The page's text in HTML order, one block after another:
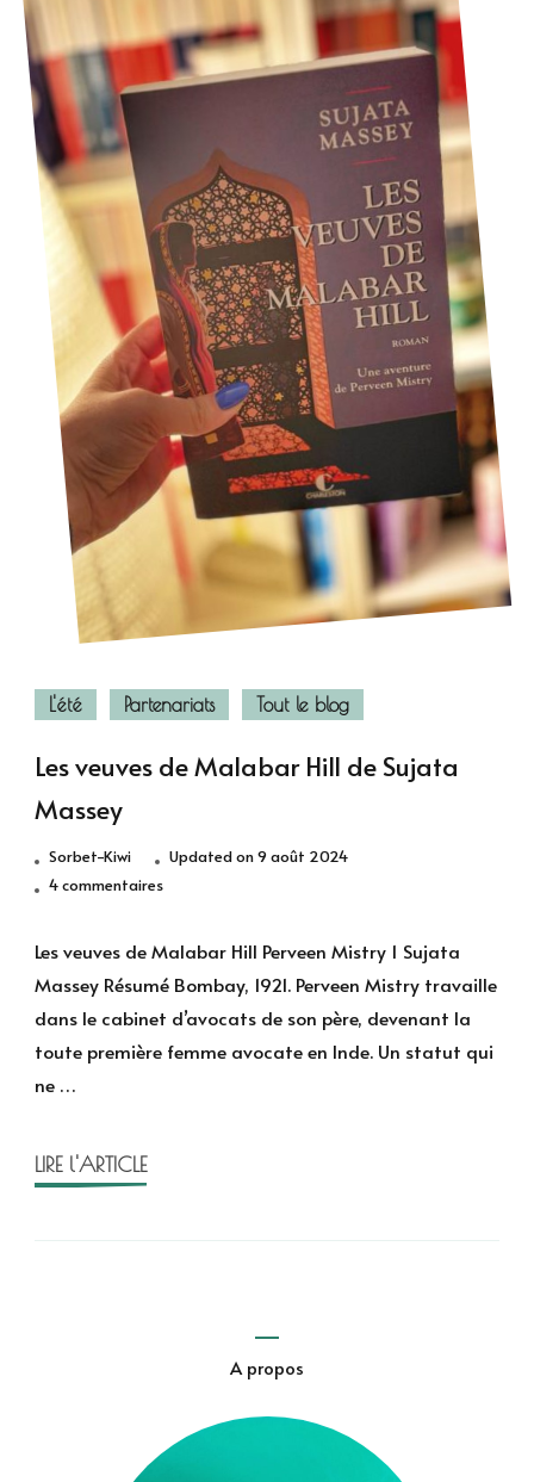
L'été Partenariats Tout le blog
Les veuves de Malabar Hill de Sujata
Massey
Sorbet-Kiwi Updated on9 août 2024
4 commentairessur
veuves
Malabar
Hill
de
Les veuves de Malabar Hill Perveen Mistry 1 Sujata
Massey Résumé Bombay, 1921. Perveen Mistry travaille
dans le cabinet d’avocats de son père, devenant la
toute première femme avocate en Inde. Un statut qui
ne …
LIRE l'ARTICLE
A propos